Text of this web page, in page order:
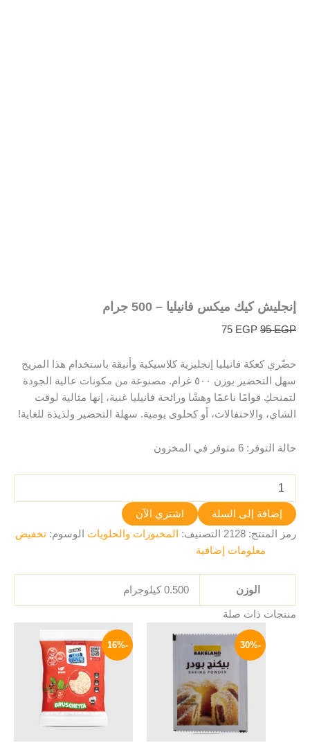
إنجليش كيك ميكس فانيليا – 500 جرام
95EGP
75 EGP
حضّري كعكة فانيليا إنجليزية كلاسيكية وأنيقة باستخدام هذا المزيج
سهل التحضير بوزن ٥٠٠ غرام. مصنوعة من مكونات عالية الجودة
لتمنحكِ قوامًا ناعمًا وهشًا ورائحة فانيليا غنية، إنها مثالية لوقت
الشاي، والاحتفالات، أو كحلوى يومية. سهلة التحضير ولذيذة للغاية!
حالة التوفر: 6 متوفر في المخزون
إضافة إلى السلة
اشتري الآن
رمز المنتج: 2128 التصنيف: المخبوزات والحلويات الوسوم: تخفيض
معلومات إضافية
الوزن 0.500 كيلوجرام
منتجات ذات صلة
-30%
الأصلي
هو:
هو:
4 EGP.
-16%
الأصلي
هو:
32 EGP.
الحالي
هو:
27 EGP.